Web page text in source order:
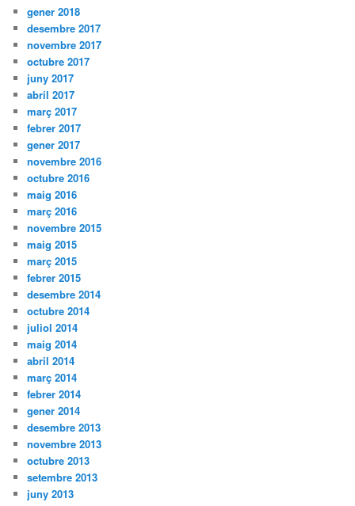
gener 2018
desembre 2017
novembre 2017
octubre 2017
juny 2017
abril 2017
març 2017
febrer 2017
gener 2017
novembre 2016
octubre 2016
maig 2016
març 2016
novembre 2015
maig 2015
març 2015
febrer 2015
desembre 2014
octubre 2014
juliol 2014
maig 2014
abril 2014
març 2014
febrer 2014
gener 2014
desembre 2013
novembre 2013
octubre 2013
setembre 2013
juny 2013